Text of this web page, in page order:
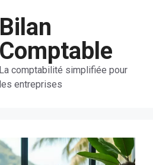
Bilan
Comptable
La comptabilité simplifiée pour
les entreprises